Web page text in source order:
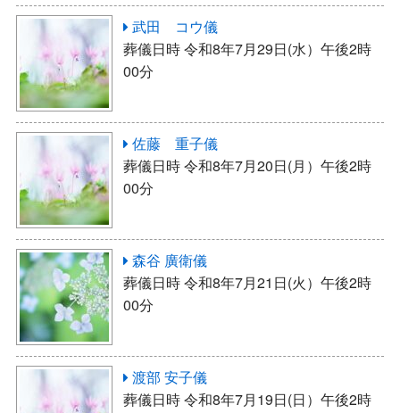
武田 コウ儀
葬儀日時 令和8年7月29日(水）午後2時
00分
佐藤 重子儀
葬儀日時 令和8年7月20日(月）午後2時
00分
森谷 廣衛儀
葬儀日時 令和8年7月21日(火）午後2時
00分
渡部 安子儀
葬儀日時 令和8年7月19日(日）午後2時